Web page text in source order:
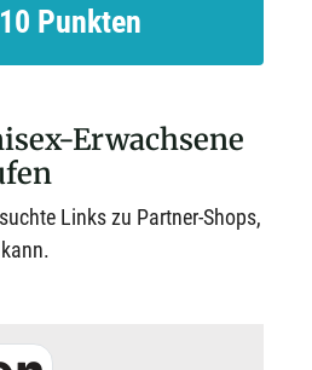
Punkten
Erwachsene
Links zu Partner-Shops,